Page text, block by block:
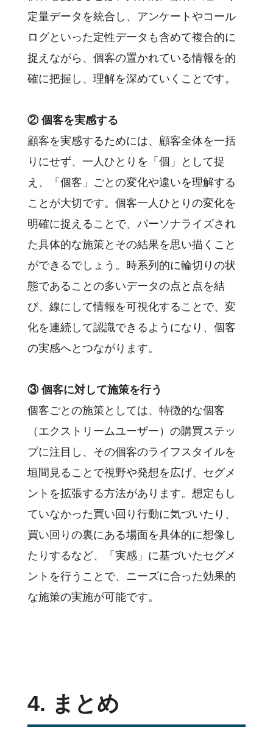
定量データを統合し、アンケートやコール
ログといった定性データも含めて複合的に
捉えながら、個客の置かれている情報を的
確に把握し、理解を深めていくことです。
② 個客を実感する
顧客を実感するためには、顧客全体を一括
りにせず、一人ひとりを「個」として捉
え、「個客」ごとの変化や違いを理解する
ことが大切です。個客一人ひとりの変化を
明確に捉えることで、パーソナライズされ
た具体的な施策とその結果を思い描くこと
ができるでしょう。時系列的に輪切りの状
態であることの多いデータの点と点を結
び、線にして情報を可視化することで、変
化を連続して認識できるようになり、個客
の実感へとつながります。
③ 個客に対して施策を行う
個客ごとの施策としては、特徴的な個客
（エクストリームユーザー）の購買ステッ
プに注目し、その個客のライフスタイルを
垣間見ることで視野や発想を広げ、セグメ
ントを拡張する方法があります。想定もし
ていなかった買い回り行動に気づいたり、
買い回りの裏にある場面を具体的に想像し
たりするなど、「実感」に基づいたセグメ
ントを行うことで、ニーズに合った効果的
な施策の実施が可能です。
4. まとめ